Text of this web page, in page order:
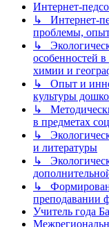
Интернет-
↳ Интернет-
проблемы,
↳
особенностей
химии и
↳ Опыт и
культуры
↳
в предметах
↳
и литературы
↳
↳
преподавании
Учитель года